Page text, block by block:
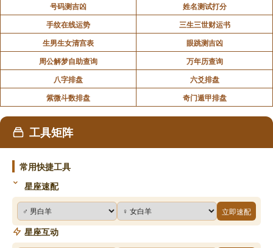
号码测吉凶
姓名测试打分
手纹在线运势
三生三世财运书
生男生女清宫表
眼跳测吉凶
周公解梦自助查询
万年历查询
八字排盘
六爻排盘
紫微斗数排盘
奇门遁甲排盘
工具矩阵
常用快捷工具
星座速配
立即速配
星座互动